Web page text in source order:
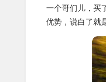
一个哥们儿，买
优势，说白了就